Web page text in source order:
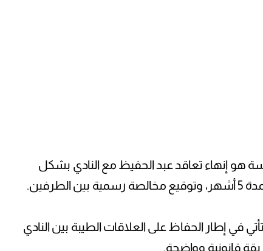
هو إنهاء تعاقد عبد الحفيظ مع النادي بشكل
في إطار الحفاظ على العلاقات الطيبة بين النادي
قانونية وواضحة.